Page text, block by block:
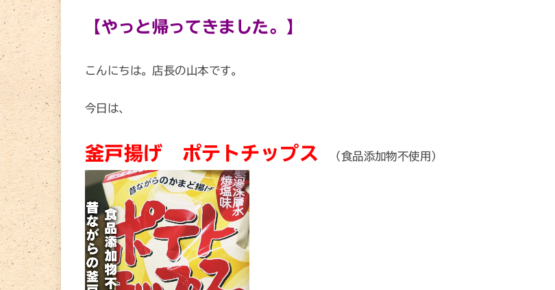
【やっと帰ってきました。】
こんにちは。店長の山本です。
今日は、
釜戸揚げ ポテトチップス （食品添加物不使用）